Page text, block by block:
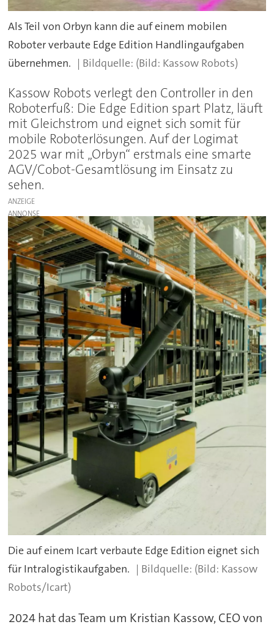
Als Teil von Orbyn kann die auf einem mobilen
Roboter verbaute Edge Edition Handlingaufgaben
übernehmen.
(Bild: Kassow Robots)
Kassow Robots verlegt den Controller in den
Roboterfuß: Die Edge Edition spart Platz, läuft
mit Gleichstrom und eignet sich somit für
mobile Roboterlösungen. Auf der Logimat
2025 war mit „Orbyn“ erstmals eine smarte
AGV/Cobot-Gesamtlösung im Einsatz zu
sehen.
ANZEIGE
Die auf einem Icart verbaute Edge Edition eignet sich
für Intralogistikaufgaben.
(Bild: Kassow
Robots/Icart)
2024 hat das Team um Kristian Kassow, CEO von